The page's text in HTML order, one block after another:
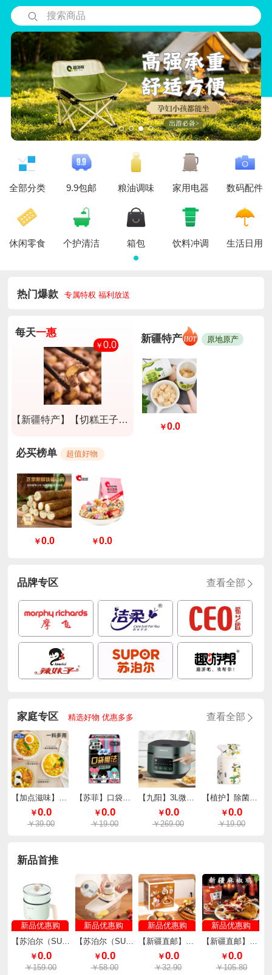
搜索商品
全部分类 9.9包邮 粮油调味 家用电器 数码配件
休闲零食 个护清洁 箱包 饮料冲调 生活日用
热门爆款 专属特权 福利放送
每天一惠
￥ 0.0
【新疆特产】【切糕王子】A180紫衣腰果淡盐味250g*2盒
新疆特产 原地原产
￥0.0
必买榜单 超值好物
￥0.0 ￥0.0
品牌专区 查看全部
家庭专区 精选好物 优惠多多 查看全部
【加点滋味】泰式厚椰咖喱65g*2袋
￥0.0
￥39.00
【苏菲】口袋魔法零味感超薄棉柔日用240mm*10片/包
￥0.0
￥19.00
【九阳】3L微压快煮电饭煲F30FZ-F636
￥0.0
￥269.00
【植护】除菌除螨香氛洗衣液（樱花香型）
￥0.0
￥19.00
新品首推
新品优惠购
￥0.0
￥159.00
新品优惠购
【苏泊尔（SUPOR）】多功能切菜器刨丝器切片器 KGF32AC10
￥0.0
￥58.00
新品优惠购
￥0.0
￥32.90
新品优惠购
￥0.0
￥105.80